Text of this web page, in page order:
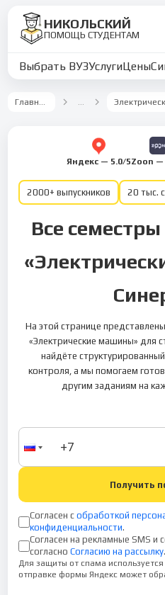
НИКОЛЬСКИЙ
ПОМОЩЬ СТУДЕНТАМ
Выбрать ВУЗУслугиЦены
Главная …
Яндекс — 5.0/5Zoon —
2000+ выпускников 20 тыс.
Все
На этой странице
«Электрические машины» для
найдёте
контроля, а мы помогаем
другим заданиям на
Получить
Согласен с обработкой
конфиденциальности.
Согласен на рекламные SMS
согласно Согласию на рассылку.
Для защиты от спама
отправке формы Яндекс может